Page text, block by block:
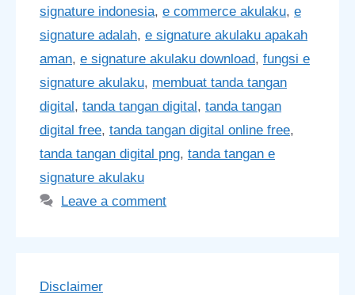
signature indonesia, e commerce akulaku, e
signature adalah, e signature akulaku apakah
aman, e signature akulaku download, fungsi e
signature akulaku, membuat tanda tangan
digital, tanda tangan digital, tanda tangan
digital free, tanda tangan digital online free,
tanda tangan digital png, tanda tangan e
signature akulaku
Leave a comment
Disclaimer